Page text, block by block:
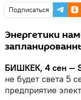
Подписаться
Энергетики
БИШКЕК, 4 сен —
не будет света 5
предприятие